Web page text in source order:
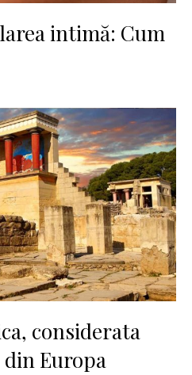
intimă: Cum
considerata
Europa